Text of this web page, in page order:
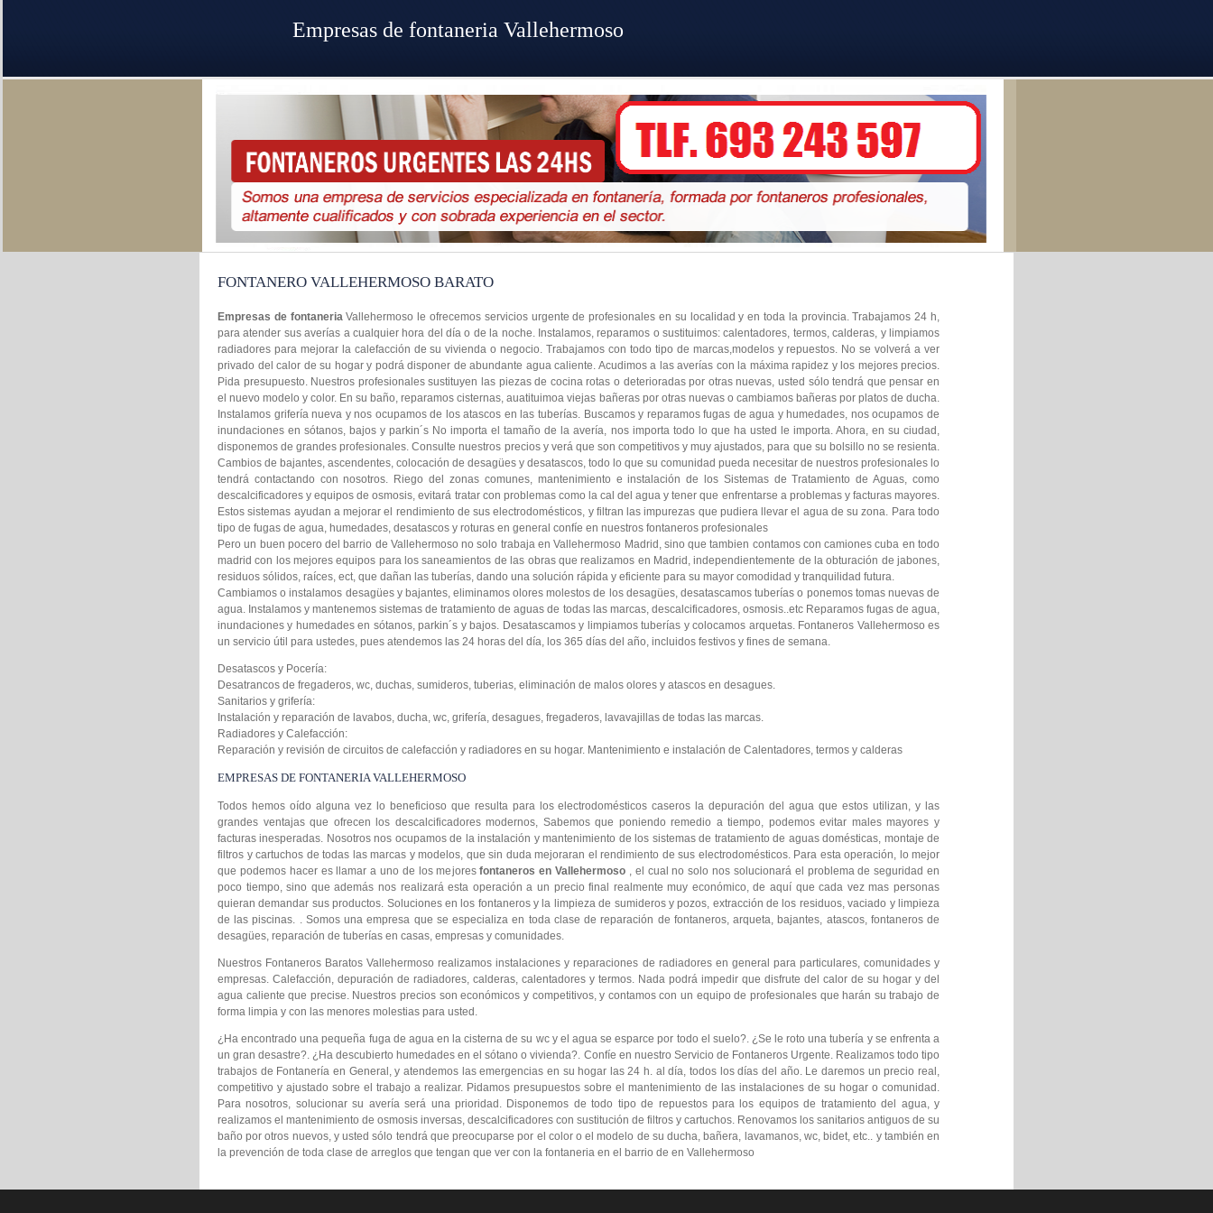
FONTANERO VALLEHERMOSO BARATO
Empresas de fontaneriaVallehermoso le ofrecemos servicios urgente de profesionales en su localidad y en toda la provincia. Trabajamos 24 h,
para atender sus averías a cualquier hora del día o de la noche. Instalamos, reparamos o sustituimos: calentadores, termos, calderas, y limpiamos
radiadores para mejorar la calefacción de su vivienda o negocio. Trabajamos con todo tipo de marcas,modelos y repuestos. No se volverá a ver
privado del calor de su hogar y podrá disponer de abundante agua caliente. Acudimos a las averías con la máxima rapidez y los mejores precios.
Pida presupuesto. Nuestros profesionales sustituyen las piezas de cocina rotas o deterioradas por otras nuevas, usted sólo tendrá que pensar en
el nuevo modelo y color. En su baño, reparamos cisternas, auatituimoa viejas bañeras por otras nuevas o cambiamos bañeras por platos de ducha.
Instalamos grifería nueva y nos ocupamos de los atascos en las tuberías. Buscamos y reparamos fugas de agua y humedades, nos ocupamos de
inundaciones en sótanos, bajos y parkin´s No importa el tamaño de la avería, nos importa todo lo que ha usted le importa. Ahora, en su ciudad,
disponemos de grandes profesionales. Consulte nuestros precios y verá que son competitivos y muy ajustados, para que su bolsillo no se resienta.
Cambios de bajantes, ascendentes, colocación de desagües y desatascos, todo lo que su comunidad pueda necesitar de nuestros profesionales lo
tendrá contactando con nosotros. Riego del zonas comunes, mantenimiento e instalación de los Sistemas de Tratamiento de Aguas, como
descalcificadores y equipos de osmosis, evitará tratar con problemas como la cal del agua y tener que enfrentarse a problemas y facturas mayores.
Estos sistemas ayudan a mejorar el rendimiento de sus electrodomésticos, y filtran las impurezas que pudiera llevar el agua de su zona. Para todo
tipo de fugas de agua, humedades, desatascos y roturas en general confíe en nuestros fontaneros profesionales
Pero un buen pocero del barrio de Vallehermoso no solo trabaja en Vallehermoso Madrid, sino que tambien contamos con camiones cuba en todo
madrid con los mejores equipos para los saneamientos de las obras que realizamos en Madrid, independientemente de la obturación de jabones,
residuos sólidos, raíces, ect, que dañan las tuberías, dando una solución rápida y eficiente para su mayor comodidad y tranquilidad futura.
Cambiamos o instalamos desagües y bajantes, eliminamos olores molestos de los desagües, desatascamos tuberías o ponemos tomas nuevas de
agua. Instalamos y mantenemos sistemas de tratamiento de aguas de todas las marcas, descalcificadores, osmosis..etc Reparamos fugas de agua,
inundaciones y humedades en sótanos, parkin´s y bajos. Desatascamos y limpiamos tuberías y colocamos arquetas. Fontaneros Vallehermoso es
un servicio útil para ustedes, pues atendemos las 24 horas del día, los 365 días del año, incluidos festivos y fines de semana.
Desatascos y Pocería:
Desatrancos de fregaderos, wc, duchas, sumideros, tuberias, eliminación de malos olores y atascos en desagues.
Sanitarios y grifería:
Instalación y reparación de lavabos, ducha, wc, grifería, desagues, fregaderos, lavavajillas de todas las marcas.
Radiadores y Calefacción:
Reparación y revisión de circuitos de calefacción y radiadores en su hogar. Mantenimiento e instalación de Calentadores, termos y calderas
EMPRESAS DE FONTANERIA VALLEHERMOSO
Todos hemos oído alguna vez lo beneficioso que resulta para los electrodomésticos caseros la depuración del agua que estos utilizan, y las
grandes ventajas que ofrecen los descalcificadores modernos, Sabemos que poniendo remedio a tiempo, podemos evitar males mayores y
facturas inesperadas. Nosotros nos ocupamos de la instalación y mantenimiento de los sistemas de tratamiento de aguas domésticas, montaje de
filtros y cartuchos de todas las marcas y modelos, que sin duda mejoraran el rendimiento de sus electrodomésticos. Para esta operación, lo mejor
que podemos hacer es llamar a uno de los mejoresfontaneros en Vallehermoso , el cual no solo nos solucionará el problema de seguridad en
poco tiempo, sino que además nos realizará esta operación a un precio final realmente muy económico, de aquí que cada vez mas personas
quieran demandar sus productos. Soluciones en los fontaneros y la limpieza de sumideros y pozos, extracción de los residuos, vaciado y limpieza
de las piscinas. . Somos una empresa que se especializa en toda clase de reparación de fontaneros, arqueta, bajantes, atascos, fontaneros de
desagües, reparación de tuberías en casas, empresas y comunidades.
Nuestros Fontaneros Baratos Vallehermoso realizamos instalaciones y reparaciones de radiadores en general para particulares, comunidades y
empresas. Calefacción, depuración de radiadores, calderas, calentadores y termos. Nada podrá impedir que disfrute del calor de su hogar y del
agua caliente que precise. Nuestros precios son económicos y competitivos, y contamos con un equipo de profesionales que harán su trabajo de
forma limpia y con las menores molestias para usted.
¿Ha encontrado una pequeña fuga de agua en la cisterna de su wc y el agua se esparce por todo el suelo?. ¿Se le roto una tubería y se enfrenta a
un gran desastre?. ¿Ha descubierto humedades en el sótano o vivienda?. Confíe en nuestro Servicio de Fontaneros Urgente. Realizamos todo tipo
trabajos de Fontanería en General, y atendemos las emergencias en su hogar las 24 h. al día, todos los días del año. Le daremos un precio real,
competitivo y ajustado sobre el trabajo a realizar. Pidamos presupuestos sobre el mantenimiento de las instalaciones de su hogar o comunidad.
Para nosotros, solucionar su avería será una prioridad. Disponemos de todo tipo de repuestos para los equipos de tratamiento del agua, y
realizamos el mantenimiento de osmosis inversas, descalcificadores con sustitución de filtros y cartuchos. Renovamos los sanitarios antiguos de su
baño por otros nuevos, y usted sólo tendrá que preocuparse por el color o el modelo de su ducha, bañera, lavamanos, wc, bidet, etc.. y también en
la prevención de toda clase de arreglos que tengan que ver con la fontaneria en el barrio de en Vallehermoso
Empresas de fontaneria Vallehermoso